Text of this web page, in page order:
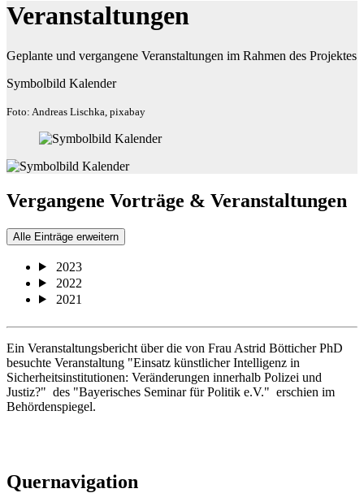
Veranstaltungen
Geplante und vergangene Veranstaltungen im Rahmen des Projektes
Symbolbild Kalender
Foto: Andreas Lischka, pixabay
Vergangene Vorträge & Veranstaltungen
Alle Einträge erweitern
2023
2022
2021
Ein Veranstaltungsbericht über die von Frau Astrid Bötticher PhD
besuchte Veranstaltung "Einsatz künstlicher Intelligenz in
Sicherheitsinstitutionen: Veränderungen innerhalb Polizei und
Justiz?" des "Bayerisches Seminar für Politik e.V." erschien im
Behördenspiegel.
Quernavigation